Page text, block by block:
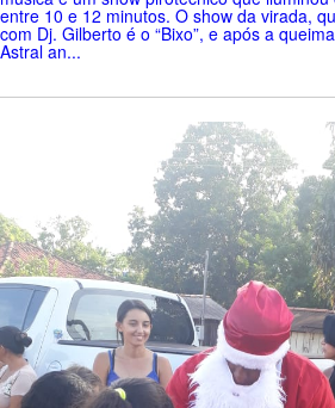
entre 10 e 12 minutos. O show da virada,
com Dj. Gilberto é o “Bixo”, e após a
Astral an...